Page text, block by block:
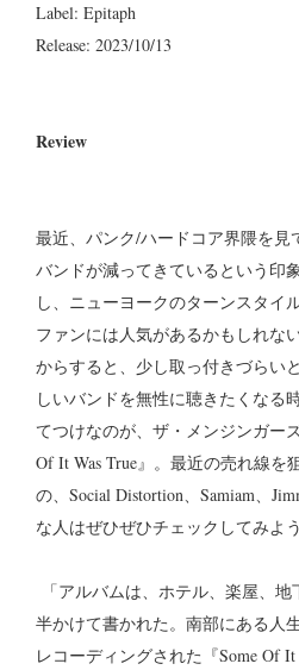
Label: Epitaph
Release: 2023/10/13
Review
最近、パンク/ハードコア界隈を見
バンドが減ってきているという印
し、ニューヨークのターンスタイ
ファンには人気があるかもしれな
からすると、少し取っ付きづらい
しいバンドを無性に聴きたくなる
てつけなのが、ザ・メンジンガー
Of It Was True』。最近の売れ線を
の、Social Distortion、Samiam、
な人はぜひぜひチェックしてみよう
「アルバムは、ホテル、楽屋、
半かけて書かれた。南部にある人
レコーディングされた『Some Of